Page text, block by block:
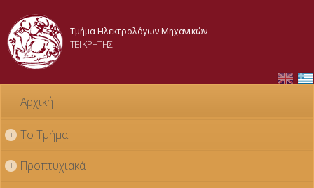
κυρίως
Τμήμα Ηλεκτρολόγων Μηχανικών
ΤΕΙ ΚΡΗΤΗΣ
Αρχική
+ Το Τμήμα
+ Προπτυχιακά